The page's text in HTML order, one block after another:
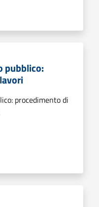
pubblico:
procedimento di